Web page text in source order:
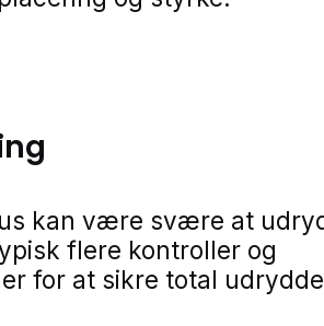
kan være svære at
flere kontroller og
for at sikre total